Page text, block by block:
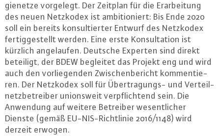
gie­net­ze vorgelegt. Der Zeitplan für die Er­ar­bei­tung
des neuen Netzkodex ist am­bi­tio­niert: Bis Ende 2020
soll ein bereits kon­sul­tier­ter Entwurf des Netzkodex
fer­tig­ge­stellt werden. Eine erste Kon­sul­ta­ti­on ist
kürzlich an­ge­lau­fen. Deutsche Experten sind direkt
beteiligt, der BDEW begleitet das Projekt eng und wird
auch den vor­lie­gen­den Zwi­schen­be­richt kom­men­tie­
ren. Der Netzkodex soll für Über­tra­gungs- und Ver­teil­
netz­be­trei­ber uni­ons­weit ver­pflich­tend sein. Die
Anwendung auf weitere Betreiber we­sent­li­cher
Dienste (gemäß EU-NIS-Richt­li­nie 2016/1148) wird
derzeit erwogen.